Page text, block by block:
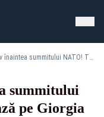
Moment exploziv înaintea summitului NATO! Trump o ironizează pe Giorgia Meloni într-o postare virală
summitului
pe Giorgia